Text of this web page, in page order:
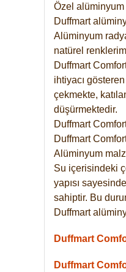
Özel alüminyum
Duffmart
Alüminyum
natürel
Duffmart
ihtiyacı
çekmekte,
düşürmektedir.
Duffmart
Duffmart
Alüminyum
Su içerisindeki
yapısı
sahiptir. Bu
Duffmart
Duffmart
Duffmart